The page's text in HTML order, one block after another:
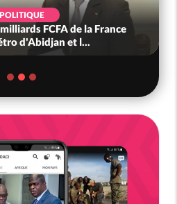
POLITIQUE
FCFA de la France
d'Abidjan et l...